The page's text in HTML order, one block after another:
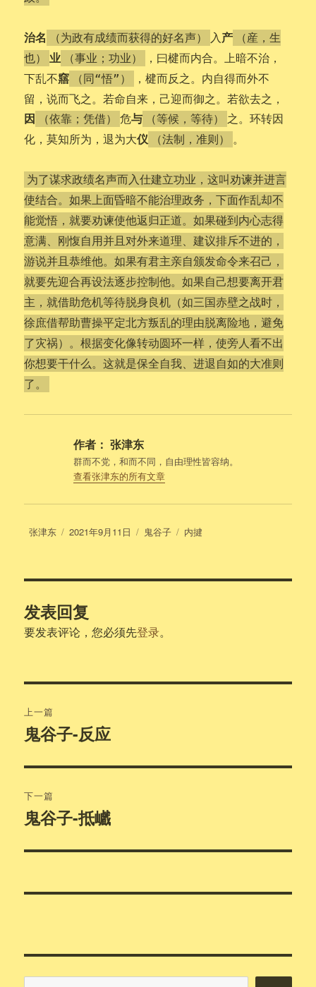
治名 （为政有成绩而获得的好名声） 入产
（産，生
也）
业 （事业；功业）
，曰楗而内合。上暗不治，
下乱不窹 （同“悟”）
，楗而反之。内自得而外不
留，说而飞之。若命自来，己迎而御之。若欲去之，
因 （依靠；凭借） 危与 （等候，等待）
之。环转因
化，莫知所为，退为大仪 （法制，准则） 。
为了谋求政绩名声而入仕建立功业，这叫劝谏并进言
使结合。如果上面昏暗不能治理政务，下面作乱却不
能觉悟，就要劝谏使他返归正道。如果碰到内心志得
意满、刚愎自用并且对外来道理、建议排斥不进的，
游说并且恭维他。如果有君主亲自颁发命令来召己，
就要先迎合再设法逐步控制他。如果自己想要离开君
主，就借助危机等待脱身良机（如三国赤壁之战时，
徐庶借帮助曹操平定北方叛乱的理由脱离险地，避免
了灾祸）。根据变化像转动圆环一样，使旁人看不出
你想要干什么。这就是保全自我、进退自如的大准则
了。
作者： 张津东
群而不党，和而不同，自由理性皆容纳。
查看张津东的所有文章
作
张津东
发
2021年9月11日
分
鬼谷子
标
内揵
发表回复
要发表评论，您必须先登录。
章
航
上一篇
上
文
章：
鬼谷子-反应
下一篇
下
文
鬼谷子-抵巇